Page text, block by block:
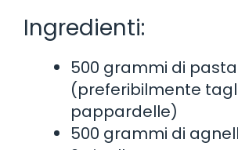
Ingredienti:
500 grammi di pasta
(preferibilmente
pappardelle)
500 grammi di